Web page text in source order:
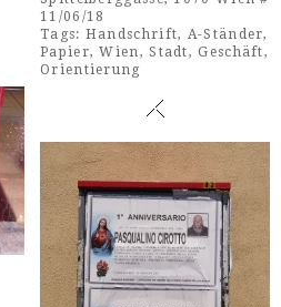
11/06/18
Tags: Handschrift, A-Ständer,
Papier,Wien,Stadt,Geschäft,
Orientierung